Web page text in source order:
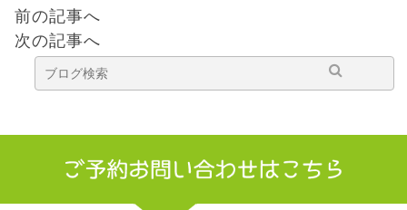
前の記事へ
次の記事へ